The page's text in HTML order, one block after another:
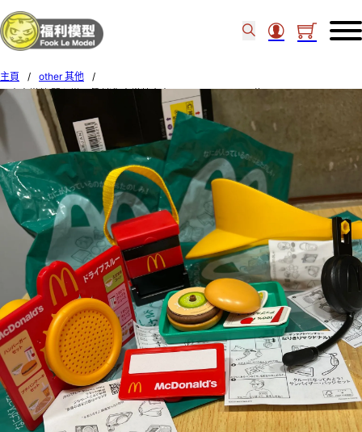
主頁 / other 其他
/
日本麥當勞 開心樂園餐 迷你麥當勞廚房part 2 set of 4pcs (綠)